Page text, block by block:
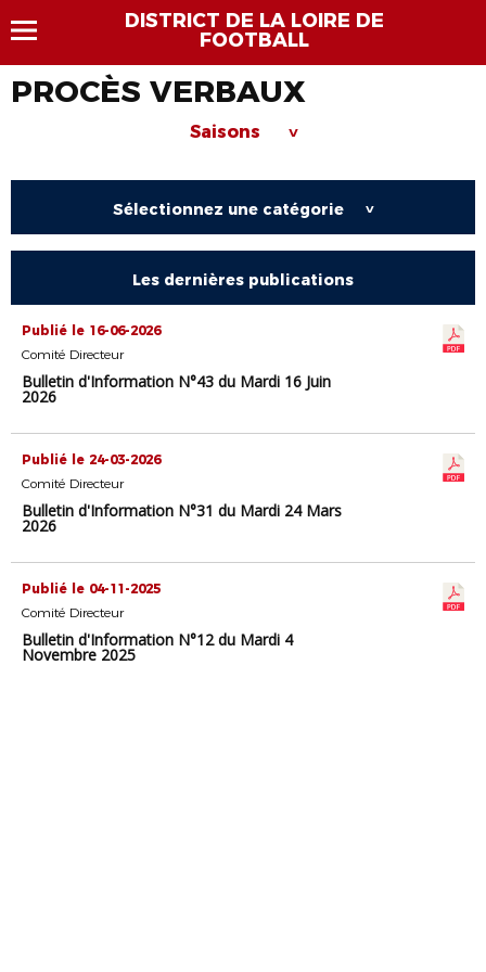
DISTRICT DE LA LOIRE DE
FOOTBALL
PROCÈS VERBAUX
Saisons >
Sélectionnez une catégorie >
Les dernières publications
Publié le 16-06-2026
Comité Directeur
Bulletin d'Information N°43 du Mardi 16 Juin
2026
Publié le 24-03-2026
Comité Directeur
Bulletin d'Information N°31 du Mardi 24 Mars
2026
Publié le 04-11-2025
Comité Directeur
Bulletin d'Information N°12 du Mardi 4
Novembre 2025